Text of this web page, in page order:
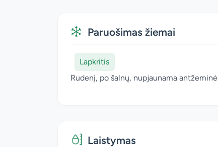
Paruošimas žiemai
Lapkritis
Rudenį, po šalnų, nupjaunama
Laistymas